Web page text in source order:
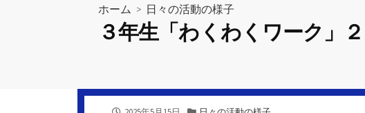
ホーム > 日々の活動の様子
３年生「わくわくワーク」
公
カ